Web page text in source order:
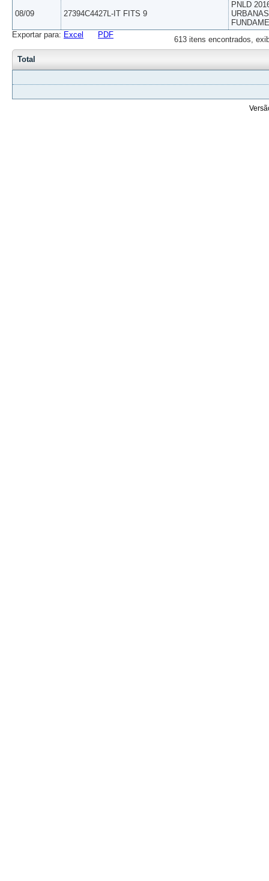
08/09 27394C4427L-IT FITS 9
PNLD
613 itens encontrados,
Exportar para: Excel PDF
Total